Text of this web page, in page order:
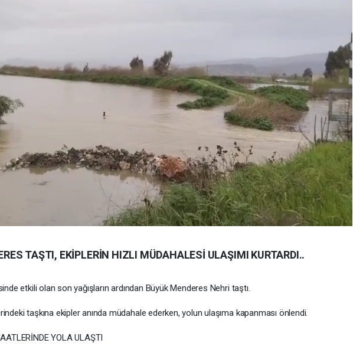
TAŞTI, EKİPLERİN HIZLI MÜDAHALESİ ULAŞIMI KURTARDI..
etkili olan son yağışların ardından Büyük Menderes Nehri taştı.
taşkına ekipler anında müdahale ederken, yolun ulaşıma kapanması önlendi.
YOLA ULAŞTI